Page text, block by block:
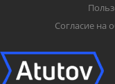
Согласие на